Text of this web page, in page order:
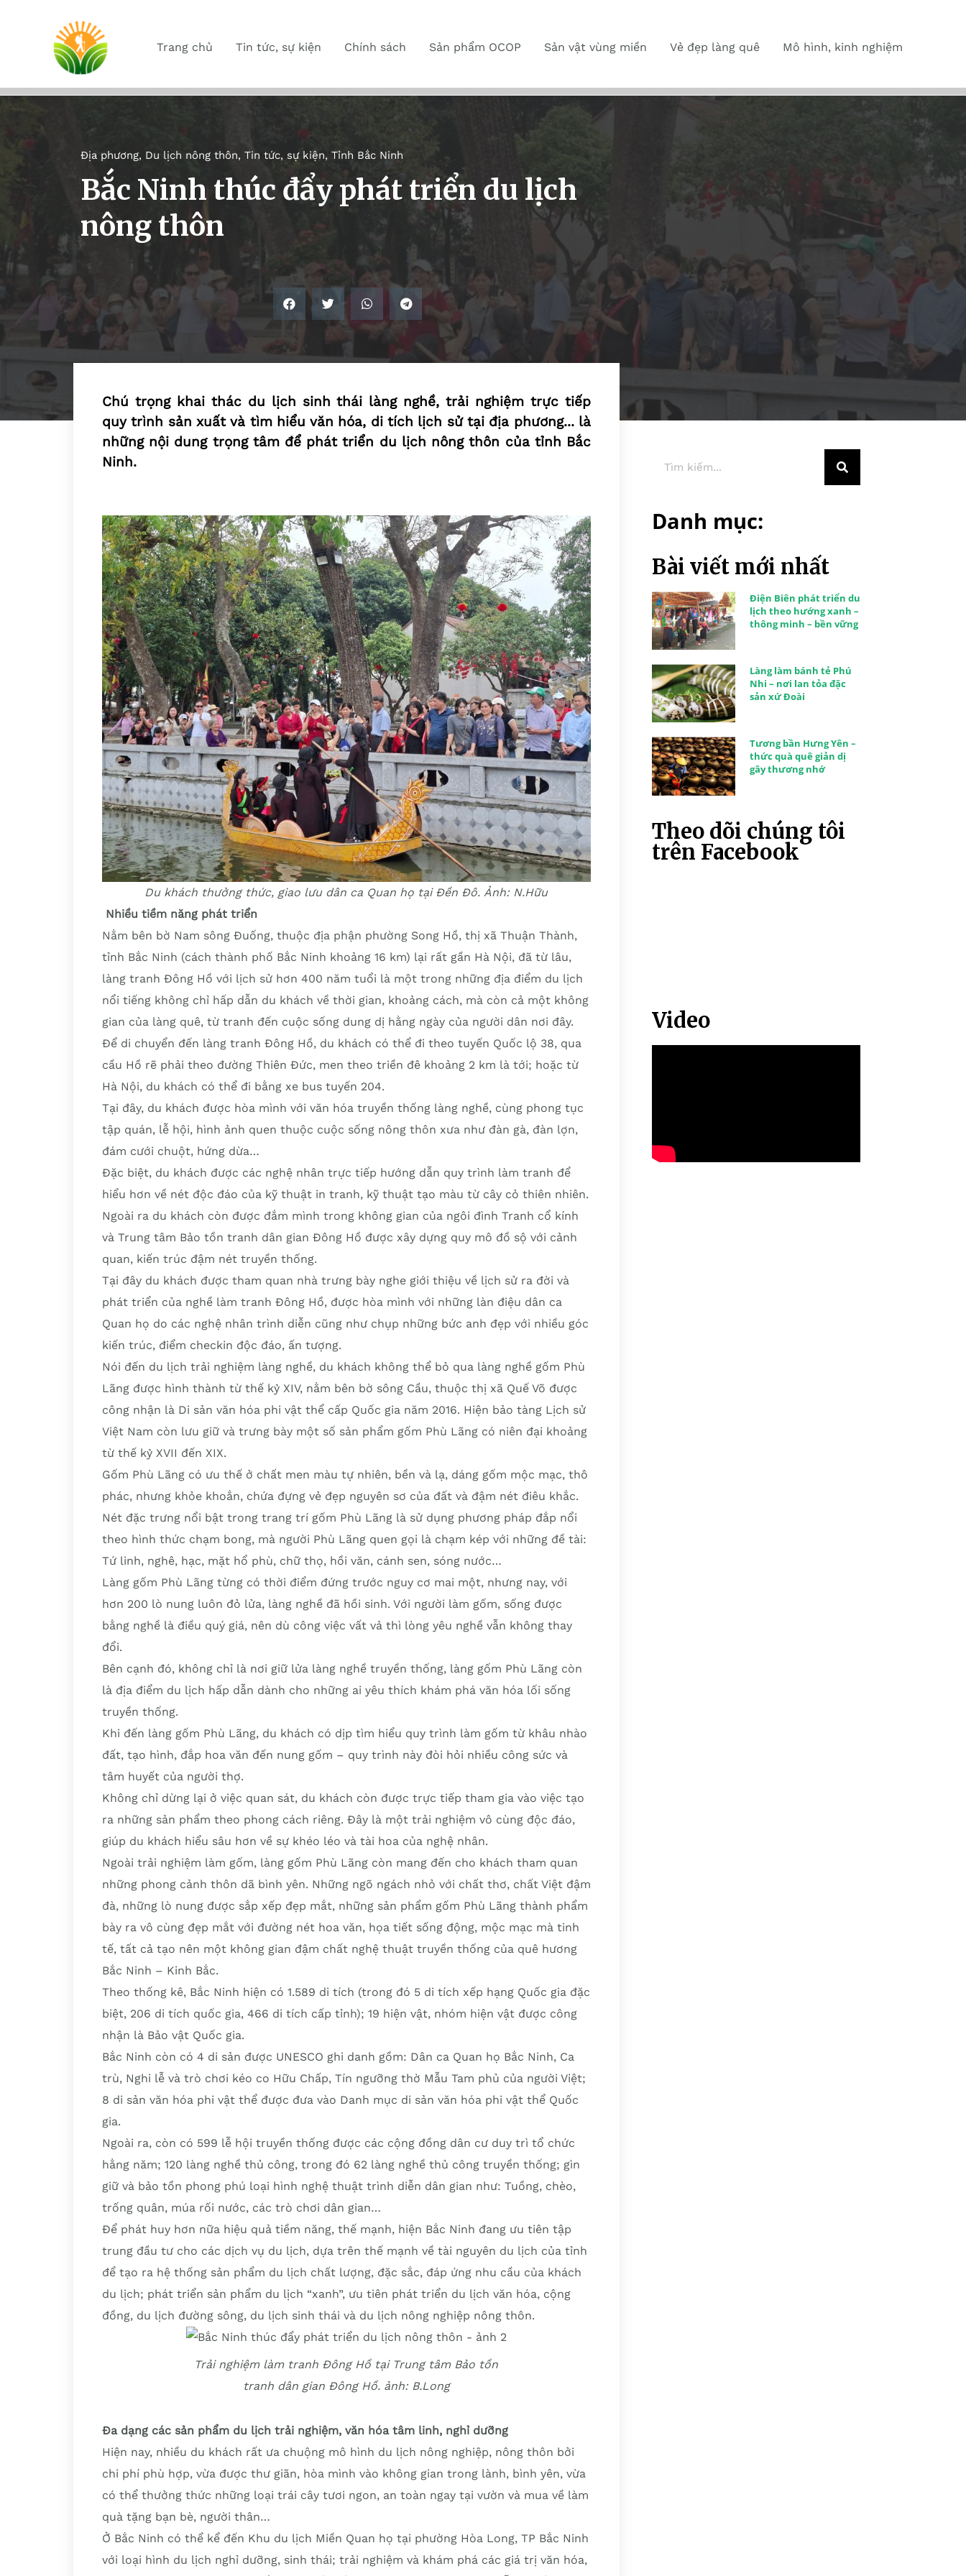
Trang chủ Tin tức, sự kiện Chính sách Sản phẩm OCOP Sản vật vùng miền Vẻ đẹp làng quê Mô hình, kinh nghiệm
Địa phương, Du lịch nông thôn, Tin tức, sự kiện, Tỉnh Bắc Ninh
Bắc Ninh thúc đẩy phát triển du lịch
nông thôn
Chú trọng khai thác du lịch sinh thái làng nghề, trải nghiệm trực tiếp
quy trình sản xuất và tìm hiểu văn hóa, di tích lịch sử tại địa phương... là
những nội dung trọng tâm để phát triển du lịch nông thôn của tỉnh Bắc
Ninh.
Du khách thưởng thức, giao lưu dân ca Quan họ tại Đền Đô. Ảnh: N.Hữu
Nhiều tiềm năng phát triển
Nằm bên bờ Nam sông Đuống, thuộc địa phận phường Song Hồ, thị xã Thuận Thành,
tỉnh Bắc Ninh (cách thành phố Bắc Ninh khoảng 16 km) lại rất gần Hà Nội, đã từ lâu,
làng tranh Đông Hồ với lịch sử hơn 400 năm tuổi là một trong những địa điểm du lịch
nổi tiếng không chỉ hấp dẫn du khách về thời gian, khoảng cách, mà còn cả một không
gian của làng quê, từ tranh đến cuộc sống dung dị hằng ngày của người dân nơi đây.
Để di chuyển đến làng tranh Đông Hồ, du khách có thể đi theo tuyến Quốc lộ 38, qua
cầu Hồ rẽ phải theo đường Thiên Đức, men theo triền đê khoảng 2 km là tới; hoặc từ
Hà Nội, du khách có thể đi bằng xe bus tuyến 204.
Tại đây, du khách được hòa mình với văn hóa truyền thống làng nghề, cùng phong tục
tập quán, lễ hội, hình ảnh quen thuộc cuộc sống nông thôn xưa như đàn gà, đàn lợn,
đám cưới chuột, hứng dừa…
Đặc biệt, du khách được các nghệ nhân trực tiếp hướng dẫn quy trình làm tranh để
hiểu hơn về nét độc đáo của kỹ thuật in tranh, kỹ thuật tạo màu từ cây cỏ thiên nhiên.
Ngoài ra du khách còn được đắm mình trong không gian của ngôi đình Tranh cổ kính
và Trung tâm Bảo tồn tranh dân gian Đông Hồ được xây dựng quy mô đồ sộ với cảnh
quan, kiến trúc đậm nét truyền thống.
Tại đây du khách được tham quan nhà trưng bày nghe giới thiệu về lịch sử ra đời và
phát triển của nghề làm tranh Đông Hồ, được hòa mình với những làn điệu dân ca
Quan họ do các nghệ nhân trình diễn cũng như chụp những bức anh đẹp với nhiều góc
kiến trúc, điểm checkin độc đáo, ấn tượng.
Nói đến du lịch trải nghiệm làng nghề, du khách không thể bỏ qua làng nghề gốm Phù
Lãng được hình thành từ thế kỷ XIV, nằm bên bờ sông Cầu, thuộc thị xã Quế Võ được
công nhận là Di sản văn hóa phi vật thể cấp Quốc gia năm 2016. Hiện bảo tàng Lịch sử
Việt Nam còn lưu giữ và trưng bày một số sản phẩm gốm Phù Lãng có niên đại khoảng
từ thế kỷ XVII đến XIX.
Gốm Phù Lãng có ưu thế ở chất men màu tự nhiên, bền và lạ, dáng gốm mộc mạc, thô
phác, nhưng khỏe khoắn, chứa đựng vẻ đẹp nguyên sơ của đất và đậm nét điêu khắc.
Nét đặc trưng nổi bật trong trang trí gốm Phù Lãng là sử dụng phương pháp đắp nổi
theo hình thức chạm bong, mà người Phù Lãng quen gọi là chạm kép với những đề tài:
Tứ linh, nghê, hạc, mặt hổ phù, chữ thọ, hồi văn, cánh sen, sóng nước…
Làng gốm Phù Lãng từng có thời điểm đứng trước nguy cơ mai một, nhưng nay, với
hơn 200 lò nung luôn đỏ lửa, làng nghề đã hồi sinh. Với người làm gốm, sống được
bằng nghề là điều quý giá, nên dù công việc vất vả thì lòng yêu nghề vẫn không thay
đổi.
Bên cạnh đó, không chỉ là nơi giữ lửa làng nghề truyền thống, làng gốm Phù Lãng còn
là địa điểm du lịch hấp dẫn dành cho những ai yêu thích khám phá văn hóa lối sống
truyền thống.
Khi đến làng gốm Phù Lãng, du khách có dịp tìm hiểu quy trình làm gốm từ khâu nhào
đất, tạo hình, đắp hoa văn đến nung gốm – quy trình này đòi hỏi nhiều công sức và
tâm huyết của người thợ.
Không chỉ dừng lại ở việc quan sát, du khách còn được trực tiếp tham gia vào việc tạo
ra những sản phẩm theo phong cách riêng. Đây là một trải nghiệm vô cùng độc đáo,
giúp du khách hiểu sâu hơn về sự khéo léo và tài hoa của nghệ nhân.
Ngoài trải nghiệm làm gốm, làng gốm Phù Lãng còn mang đến cho khách tham quan
những phong cảnh thôn dã bình yên. Những ngõ ngách nhỏ với chất thơ, chất Việt đậm
đà, những lò nung được sắp xếp đẹp mắt, những sản phẩm gốm Phù Lãng thành phẩm
bày ra vô cùng đẹp mắt với đường nét hoa văn, họa tiết sống động, mộc mạc mà tinh
tế, tất cả tạo nên một không gian đậm chất nghệ thuật truyền thống của quê hương
Bắc Ninh – Kinh Bắc.
Theo thống kê, Bắc Ninh hiện có 1.589 di tích (trong đó 5 di tích xếp hạng Quốc gia đặc
biệt, 206 di tích quốc gia, 466 di tích cấp tỉnh); 19 hiện vật, nhóm hiện vật được công
nhận là Bảo vật Quốc gia.
Bắc Ninh còn có 4 di sản được UNESCO ghi danh gồm: Dân ca Quan họ Bắc Ninh, Ca
trù, Nghi lễ và trò chơi kéo co Hữu Chấp, Tín ngưỡng thờ Mẫu Tam phủ của người Việt;
8 di sản văn hóa phi vật thể được đưa vào Danh mục di sản văn hóa phi vật thể Quốc
gia.
Ngoài ra, còn có 599 lễ hội truyền thống được các cộng đồng dân cư duy trì tổ chức
hằng năm; 120 làng nghề thủ công, trong đó 62 làng nghề thủ công truyền thống; gìn
giữ và bảo tồn phong phú loại hình nghệ thuật trình diễn dân gian như: Tuồng, chèo,
trống quân, múa rối nước, các trò chơi dân gian…
Để phát huy hơn nữa hiệu quả tiềm năng, thế mạnh, hiện Bắc Ninh đang ưu tiên tập
trung đầu tư cho các dịch vụ du lịch, dựa trên thế mạnh về tài nguyên du lịch của tỉnh
để tạo ra hệ thống sản phẩm du lịch chất lượng, đặc sắc, đáp ứng nhu cầu của khách
du lịch; phát triển sản phẩm du lịch “xanh”, ưu tiên phát triển du lịch văn hóa, cộng
đồng, du lịch đường sông, du lịch sinh thái và du lịch nông nghiệp nông thôn.
Trải nghiệm làm tranh Đông Hồ tại Trung tâm Bảo tồn
tranh dân gian Đông Hồ. ảnh: B.Long
Đa dạng các sản phẩm du lịch trải nghiệm, văn hóa tâm linh, nghỉ dưỡng
Hiện nay, nhiều du khách rất ưa chuộng mô hình du lịch nông nghiệp, nông thôn bởi
chi phí phù hợp, vừa được thư giãn, hòa mình vào không gian trong lành, bình yên, vừa
có thể thưởng thức những loại trái cây tươi ngon, an toàn ngay tại vườn và mua về làm
quà tặng bạn bè, người thân…
Ở Bắc Ninh có thể kể đến Khu du lịch Miền Quan họ tại phường Hòa Long, TP Bắc Ninh
với loại hình du lịch nghỉ dưỡng, sinh thái; trải nghiệm và khám phá các giá trị văn hóa,
Danh mục:
Bài viết mới nhất
Điện Biên phát triển du
lịch theo hướng xanh –
thông minh – bền vững
Làng làm bánh tẻ Phú
Nhi – nơi lan tỏa đặc
sản xứ Đoài
Tương bần Hưng Yên –
thức quà quê giản dị
gây thương nhớ
Theo dõi chúng tôi
trên Facebook
Video